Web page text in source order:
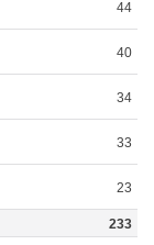
44
40
34
33
23
233